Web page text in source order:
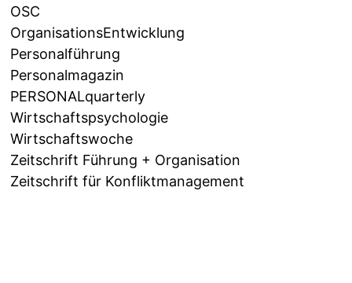
OSC
OrganisationsEntwicklung
Personalführung
Personalmagazin
PERSONALquarterly
Wirtschaftspsychologie
Wirtschaftswoche
Zeitschrift Führung + Organisation
Zeitschrift für Konfliktmanagement